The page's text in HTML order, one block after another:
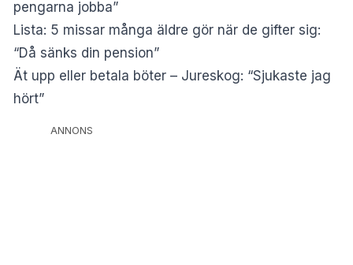
pengarna jobba”
Lista: 5 missar många äldre gör när de gifter sig:
“Då sänks din pension”
Ät upp eller betala böter – Jureskog: “Sjukaste jag
hört”
ANNONS